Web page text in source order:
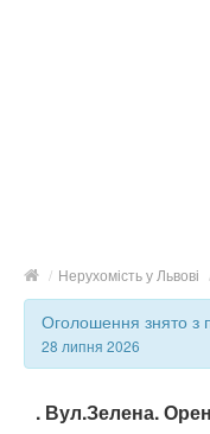
/ Нерухомість у Львові
Оголошення знято з
28 липня 2026
. Вул.Зелена.